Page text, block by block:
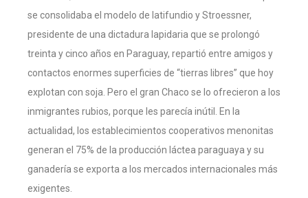
se consolidaba el modelo de latifundio y Stroessner,
presidente de una dictadura lapidaria que se prolongó
treinta y cinco años en Paraguay, repartió entre amigos y
contactos enormes superficies de “tierras libres” que hoy
explotan con soja. Pero el gran Chaco se lo ofrecieron a los
inmigrantes rubios, porque les parecía inútil. En la
actualidad, los establecimientos cooperativos menonitas
generan el 75% de la producción láctea paraguaya y su
ganadería se exporta a los mercados internacionales más
exigentes.